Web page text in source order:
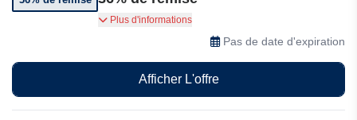
Internet Security est disponible à partir de 34,99
€/an, avec une remise de 36% sur le prix
Plus d'informations
Pas de date d'expiration
Afficher L'offre